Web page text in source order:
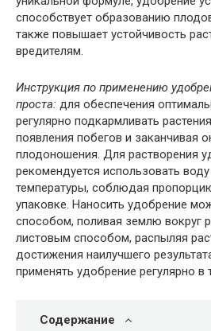
способствует образованию
также повышает устойчивость
вредителям.
Инструкция по применению
проста: для обеспечения
регулярно подкармливать
появления побегов и заканчивая
плодоношения. Для растворения
рекомендуется использовать
температуры, соблюдая
упаковке. Наносить удобрение
способом, поливая землю вокруг
листовым способом, распыляя
достижения наилучшего
применять удобрение регулярно в
Содержание